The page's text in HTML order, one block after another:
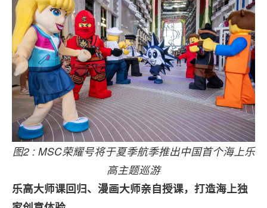
图2 : MSC荣耀号将于夏季航季推出中国首个海上乐
高主题巡游
乐高大师课回归、漫画大师亲自授课，打造海上独